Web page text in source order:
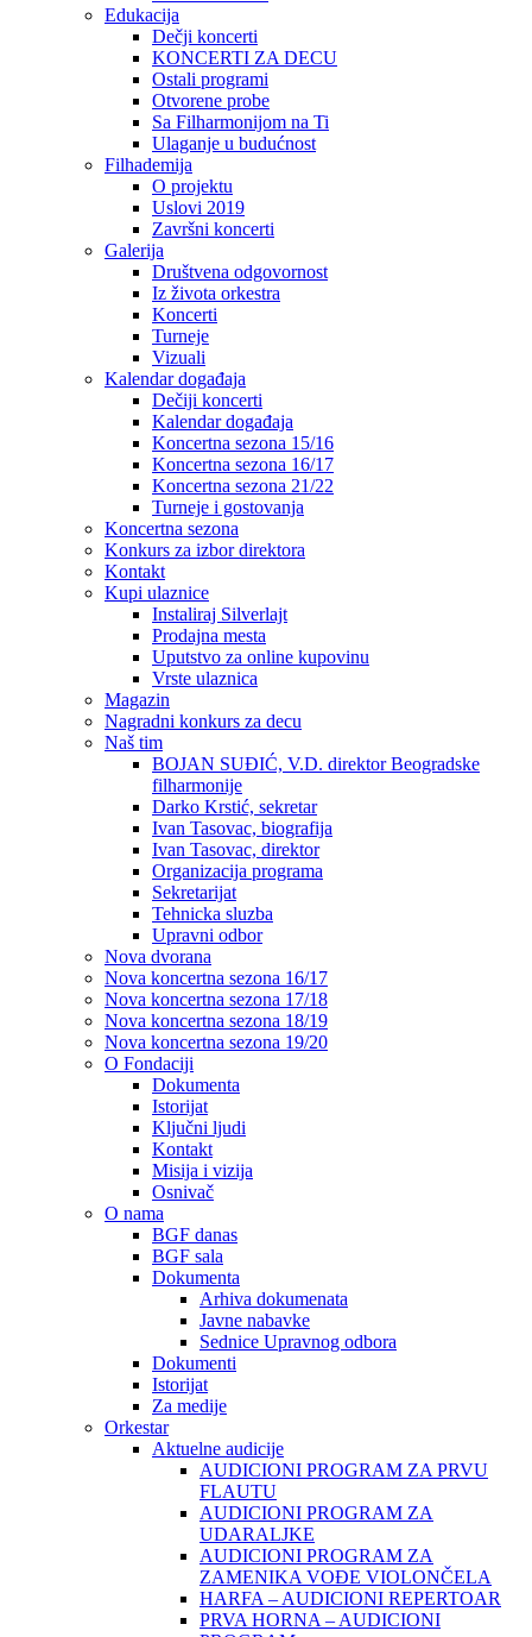
Edukacija
Dečji koncerti
KONCERTI ZA DECU
Ostali programi
Otvorene probe
Sa Filharmonijom na Ti
Ulaganje u budućnost
Filhademija
O projektu
Uslovi 2019
Završni koncerti
Galerija
Društvena odgovornost
Iz života orkestra
Koncerti
Turneje
Vizuali
Kalendar događaja
Dečiji koncerti
Kalendar događaja
Koncertna sezona 15/16
Koncertna sezona 16/17
Koncertna sezona 21/22
Turneje i gostovanja
Koncertna sezona
Konkurs za izbor direktora
Kontakt
Kupi ulaznice
Instaliraj Silverlajt
Prodajna mesta
Uputstvo za online kupovinu
Vrste ulaznica
Magazin
Nagradni konkurs za decu
Naš tim
BOJAN SUĐIĆ, V.D. direktor Beogradske
filharmonije
Darko Krstić, sekretar
Ivan Tasovac, biografija
Ivan Tasovac, direktor
Organizacija programa
Sekretarijat
Tehnicka sluzba
Upravni odbor
Nova dvorana
Nova koncertna sezona 16/17
Nova koncertna sezona 17/18
Nova koncertna sezona 18/19
Nova koncertna sezona 19/20
O Fondaciji
Dokumenta
Istorijat
Ključni ljudi
Kontakt
Misija i vizija
Osnivač
O nama
BGF danas
BGF sala
Dokumenta
Arhiva dokumenata
Javne nabavke
Sednice Upravnog odbora
Dokumenti
Istorijat
Za medije
Orkestar
Aktuelne audicije
AUDICIONI PROGRAM ZA PRVU
FLAUTU
AUDICIONI PROGRAM ZA
UDARALЈKE
AUDICIONI PROGRAM ZA
ZAMENIKA VOĐE VIOLONČELA
HARFA – AUDICIONI REPERTOAR
PRVA HORNA – AUDICIONI